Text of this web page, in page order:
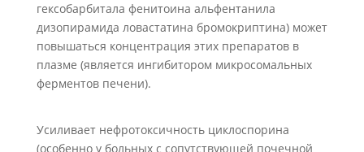
гексобарбитала фенитоина альфентанила
дизопирамида ловастатина бромокриптина) может
повышаться концентрация этих препаратов в
плазме (является ингибитором микросомальных
ферментов печени).
Усиливает нефротоксичность циклоспорина
(особенно у больных с сопутствующей почечной